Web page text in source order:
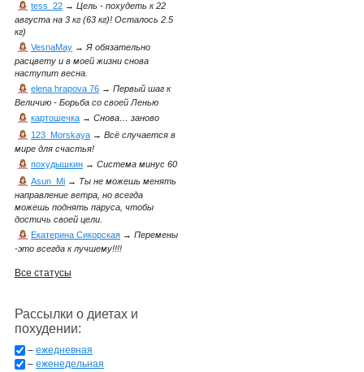
tess_22 → Цель - похудеть к 22
августа на 3 кг (63 кг)! Осталось 2.5
кг)
VesnaMay →Я обязательно
расцвету и в моей жизни снова
наступит весна.
elena hrapova 76 → Первый шаг к
Величию - Борьба со своей Ленью
картошечка → Снова… заново
123_Morskaya → Всё случается в
мире для счастья!
похудышкин → Система минус 60
Asun_Mi → Ты не можешь менять
направление ветра, но всегда
можешь поднять паруса, чтобы
достичь своей цели.
Екатерина Сикорская → Перемены
-это всегда к лучшему!!!!
Все статусы
Рассылки о диетах и
похудении:
– ежедневная
– еженедельная